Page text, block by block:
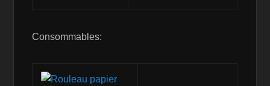
Consommables: